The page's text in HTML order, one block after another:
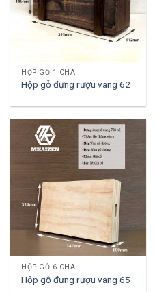
HỘP GỖ 1 CHAI
Hộp gỗ đựng rượu vang 62
HỘP GỖ 6 CHAI
Hộp gỗ đựng rượu vang 65